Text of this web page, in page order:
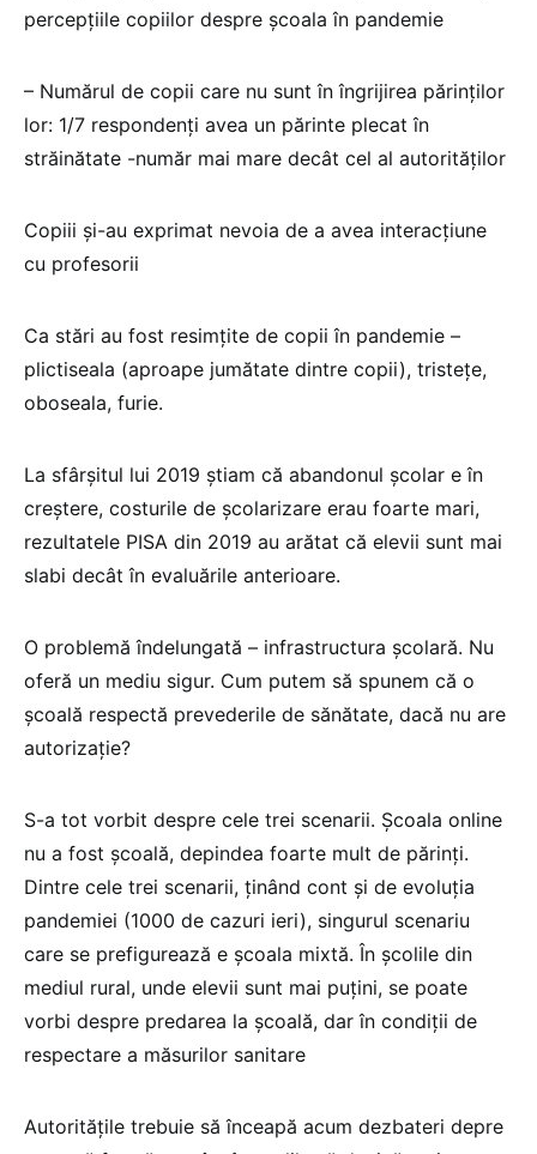
percepțiile copiilor despre școala în pandemie
– Numărul de copii care nu sunt în îngrijirea părinților
lor: 1/7 respondenți avea un părinte plecat în
străinătate -număr mai mare decât cel al autorităților
Copiii și-au exprimat nevoia de a avea interacțiune
cu profesorii
Ca stări au fost resimțite de copii în pandemie –
plictiseala (aproape jumătate dintre copii), tristețe,
oboseala, furie.
La sfârșitul lui 2019 știam că abandonul școlar e în
creștere, costurile de școlarizare erau foarte mari,
rezultatele PISA din 2019 au arătat că elevii sunt mai
slabi decât în evaluările anterioare.
O problemă îndelungată – infrastructura școlară. Nu
oferă un mediu sigur. Cum putem să spunem că o
școală respectă prevederile de sănătate, dacă nu are
autorizație?
S-a tot vorbit despre cele trei scenarii. Școala online
nu a fost școală, depindea foarte mult de părinți.
Dintre cele trei scenarii, ținând cont și de evoluția
pandemiei (1000 de cazuri ieri), singurul scenariu
care se prefigurează e școala mixtă. În școlile din
mediul rural, unde elevii sunt mai puțini, se poate
vorbi despre predarea la școală, dar în condiții de
respectare a măsurilor sanitare
Autoritățile trebuie să înceapă acum dezbateri depre